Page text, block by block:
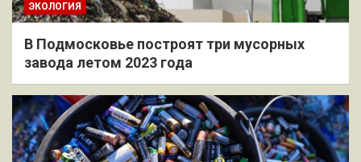
ЭКОЛОГИЯ
В Подмосковье построят три мусорных
завода летом 2023 года